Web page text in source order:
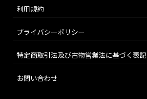
利用規約
プライバシーポリシー
特定商取引法及び古物営業法に基づく表記
お問い合わせ